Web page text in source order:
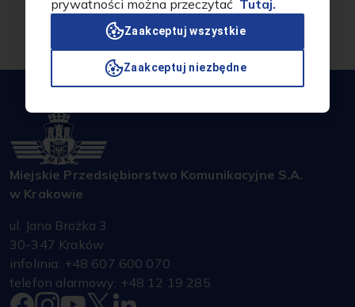
MPK i Ekologia
Miejskie Przedsiębiorstwo Komunikacyjne S.A.
w Krakowie
ul. Jana Brożka 3
30-347 Kraków
infolinia: +48 607 600 070
telefon alarmowy: +48 12 19 285
prywatności można przeczytać Tutaj.
Zaakceptuj wszystkie
Zaakceptuj niezbędne